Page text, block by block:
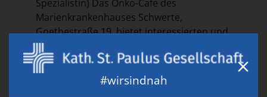
Spezialistin) Das Onko-Cafe des
Marienkrankenhauses Schwerte,
Goethestraße 19, bietet interessierten und
betroffenen Personen über das Jahr
verteilt hilfreiche Vorträge und
Veranstaltungen. Dabei soll es neben
Informationen und Beratungen auch um
#wirsindnah